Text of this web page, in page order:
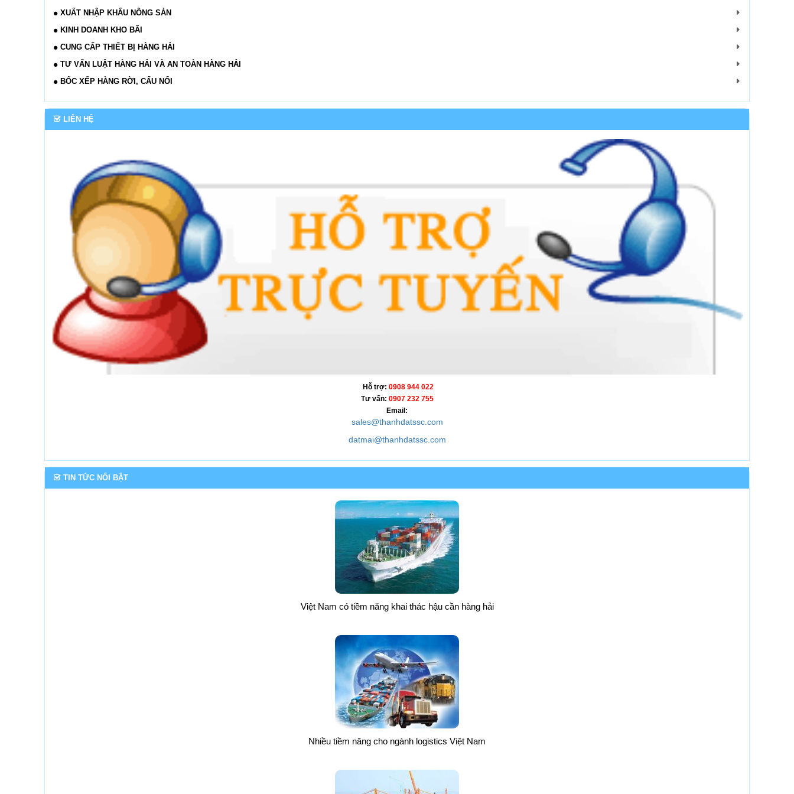
XUẤT NHẬP KHẨU NÔNG SẢN
KINH DOANH KHO BÃI
CUNG CẤP THIẾT BỊ HÀNG HẢI
TƯ VẤN LUẬT HÀNG HẢI VÀ AN TOÀN HÀNG HẢI
BỐC XẾP HÀNG RỜI, CẨU NỔI
LIÊN HỆ
Hỗ trợ: 0908 944 022
Tư vấn: 0907 232 755
Email:
sales@thanhdatssc.com
datmai@thanhdatssc.com
TIN TỨC NỔI BẬT
Việt Nam có tiềm năng khai thác hậu cần hàng hải
Nhiều tiềm năng cho ngành logistics Việt Nam